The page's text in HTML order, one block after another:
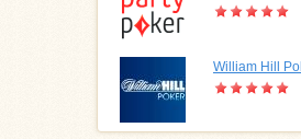
William Hill